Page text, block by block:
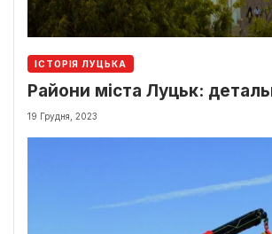
ІСТОРІЯ ЛУЦЬКА
Райони міста Луцьк:
19 Грудня, 2023